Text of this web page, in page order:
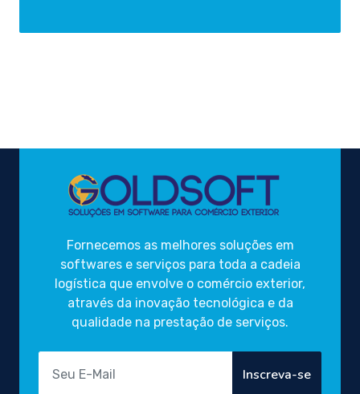
Fornecemos as melhores soluções em
softwares e serviços para toda a cadeia
logística que envolve o comércio exterior,
através da inovação tecnológica e da
qualidade na prestação de serviços.
Inscreva-se